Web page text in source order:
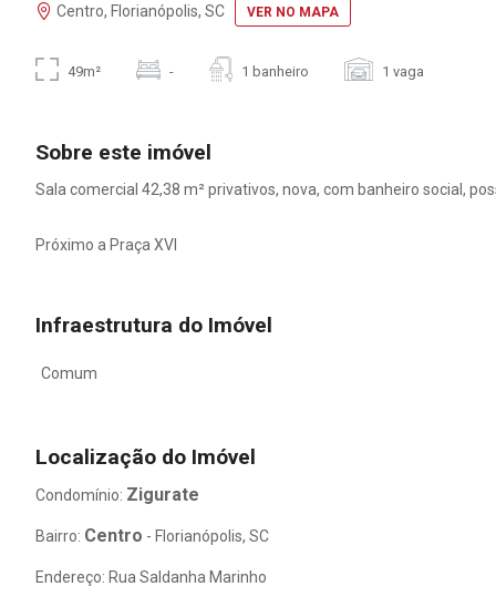
Centro, Florianópolis, SC VER NO MAPA
49m² - 1 banheiro 1 vaga
Sobre este imóvel
Sala comercial 42,38 m² privativos, nova, com banheiro social,
Próximo a Praça XVI
Infraestrutura do Imóvel
Comum
Localização do Imóvel
Condomínio: Zigurate
Bairro: Centro - Florianópolis, SC
Endereço: Rua Saldanha Marinho